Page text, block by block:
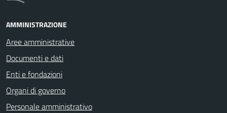
AMMINISTRAZIONE
Aree amministrative
Documenti e dati
Enti e fondazioni
Organi di governo
Personale amministrativo